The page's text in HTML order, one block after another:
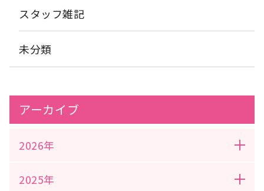
スタッフ雑記
未分類
アーカイブ
2026年
2025年